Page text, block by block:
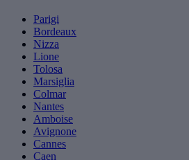
Parigi
Bordeaux
Nizza
Lione
Tolosa
Marsiglia
Colmar
Nantes
Amboise
Avignone
Cannes
Caen